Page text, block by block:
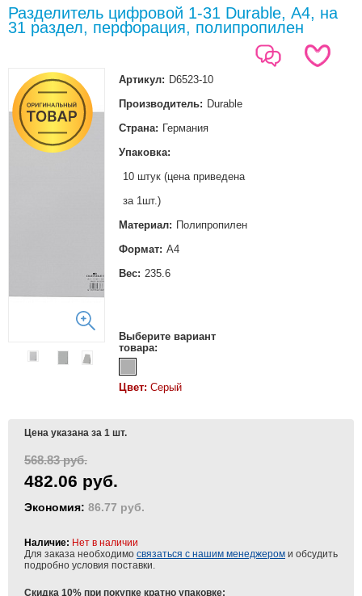
Разделитель цифровой 1-31 Durable, А4, на
31 раздел, перфорация, полипропилен
Артикул: D6523-10
Производитель: Durable
Страна: Германия
Упаковка:
10 штук (цена приведена
за 1шт.)
Материал: Полипропилен
Формат: А4
Вес: 235.6
Выберите вариант
товара:
Цвет: Серый
Цена указана за 1 шт.
568.83 руб.
482.06 руб.
Экономия: 86.77 руб.
Наличие: Нет в наличии
Для заказа необходимо связаться с нашим менеджером и обсудить
подробно условия поставки.
Скидка 10% при покупке кратно упаковке: